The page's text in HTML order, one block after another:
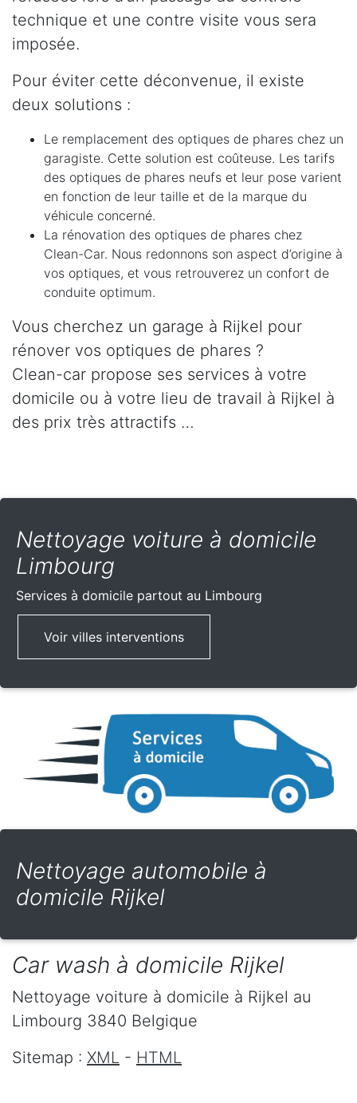
technique et une contre visite vous sera
imposée.
Pour éviter cette déconvenue, il existe
deux solutions :
Le remplacement des optiques de phares chez un
garagiste. Cette solution est coûteuse. Les tarifs
des optiques de phares neufs et leur pose varient
en fonction de leur taille et de la marque du
véhicule concerné.
La rénovation des optiques de phares chez
Clean-Car. Nous redonnons son aspect d’origine à
vos optiques, et vous retrouverez un confort de
conduite optimum.
Vous cherchez un garage à Rijkel pour
rénover vos optiques de phares ?
Clean-car propose ses services à votre
domicile ou à votre lieu de travail à Rijkel à
des prix très attractifs …
Nettoyage voiture à domicile
Limbourg
Services à domicile partout au Limbourg
Voir villes interventions
Nettoyage automobile à
domicile Rijkel
Car wash à domicile Rijkel
Nettoyage voiture à domicile à Rijkel au
Limbourg 3840 Belgique
Sitemap : XML - HTML